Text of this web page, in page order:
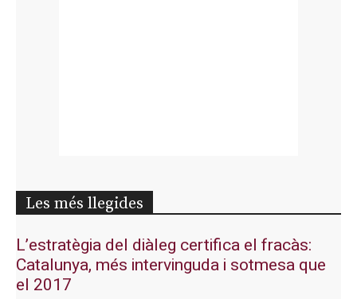
Les més llegides
L’estratègia del diàleg certifica el fracàs:
Catalunya, més intervinguda i sotmesa que
el 2017